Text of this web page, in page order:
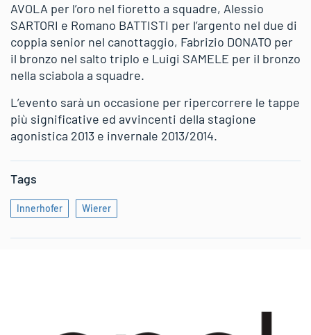
AVOLA per l’oro nel fioretto a squadre, Alessio
SARTORI e Romano BATTISTI per l’argento nel due di
coppia senior nel canottaggio, Fabrizio DONATO per
il bronzo nel salto triplo e Luigi SAMELE per il bronzo
nella sciabola a squadre.
L’evento sarà un occasione per ripercorrere le tappe
più significative ed avvincenti della stagione
agonistica 2013 e invernale 2013/2014.
Tags
Innerhofer Wierer